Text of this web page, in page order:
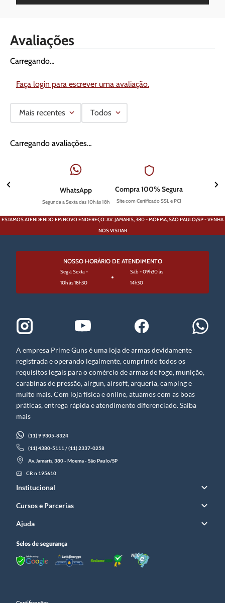
Avaliações
Carregando…
Faça login para escrever uma avaliação.
Mais recentes Todos
Carregando avaliações…
WhatsApp
Segunda a Sexta das 10h às 18h
Compra 100% Segura
Site com Certificado SSL e PCI
ESTAMOS ATENDENDO EM NOVO ENDEREÇO: AV. JAMARIS, 380 - MOEMA, SÃO PAULO/SP - VENHA
NOS VISITAR
NOSSO HORÁRIO DE ATENDIMENTO
Seg à Sexta -
10h às 18h30
Sáb - 09h30 às
14h30
A empresa Prime Guns é uma loja de armas devidamente
registrada e operando legalmente, cumprindo todos os
requisitos legais para o comércio de armas de fogo, munição,
carabinas de pressão, airgun, airsoft, arqueria, camping e
muito mais. Com loja física e online, atuamos com as boas
práticas, entrega rápida e atendimento diferenciado. Saiba
mais
(11) 9 9305-8324
(11) 4380-5111 / (11) 2337-0258
Av. Jamaris, 380 - Moema - São Paulo/SP
CR n 195610
Institucional
Cursos e Parcerias
Ajuda